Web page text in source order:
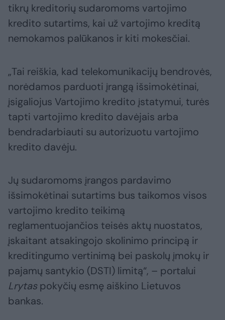
tikrų kreditorių sudaromoms vartojimo
kredito sutartims, kai už vartojimo kreditą
nemokamos palūkanos ir kiti mokesčiai.
„Tai reiškia, kad telekomunikacijų bendrovės,
norėdamos parduoti įrangą išsimokėtinai,
įsigaliojus Vartojimo kredito įstatymui, turės
tapti vartojimo kredito davėjais arba
bendradarbiauti su autorizuotu vartojimo
kredito davėju.
Jų sudaromoms įrangos pardavimo
išsimokėtinai sutartims bus taikomos visos
vartojimo kredito teikimą
reglamentuojančios teisės aktų nuostatos,
įskaitant atsakingojo skolinimo principą ir
kreditingumo vertinimą bei paskolų įmokų ir
pajamų santykio (DSTI) limitą“, – portalui
Lrytaspokyčių esmę aiškino Lietuvos
bankas.